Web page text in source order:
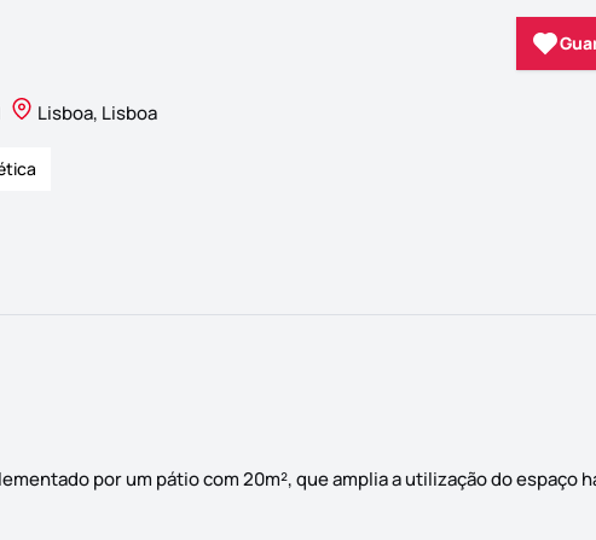
Lisboa, Lisboa
por um pátio com 20m², que amplia a utilização do espaço